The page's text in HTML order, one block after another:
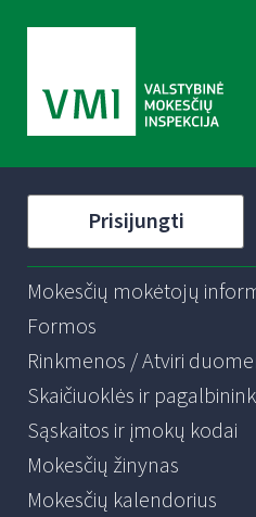
Prisijungti
Mokesčių mokėtojų
Formos
Rinkmenos / Atviri
Skaičiuoklės ir
Sąskaitos ir įmokų kodai
Mokesčių žinynas
Mokesčių kalendorius